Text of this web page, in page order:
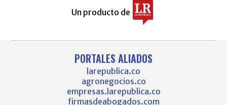
Un producto de
PORTALES ALIADOS
larepublica.co
agronegocios.co
empresas.larepublica.co
firmasdeabogados.com